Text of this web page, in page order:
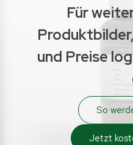
Für
und Preise
So
Jetzt